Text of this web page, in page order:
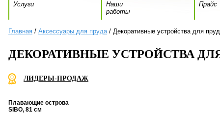
Услуги
Наши
работы
Прайс
Главная / Аксессуары для пруда/ Декоративные устройства для
ДЕКОРАТИВНЫЕ УСТРОЙСТВА
ЛИДЕРЫ-ПРОДАЖ
Плавающие острова
SIBO, 81 см